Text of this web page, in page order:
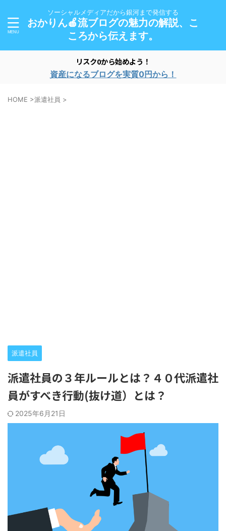
ソーシャルメディアだから銀河まで発信する
おかりん🍎流ブログの魅力の解説、こ
ころから伝えます。
リスク0から始めよう！
資産になるブログを実質0円から！
HOME >派遣社員 >
派遣社員
派遣社員の３年ルールとは？４０代派遣社
員がすべき行動(抜け道）とは？
2025年6月21日